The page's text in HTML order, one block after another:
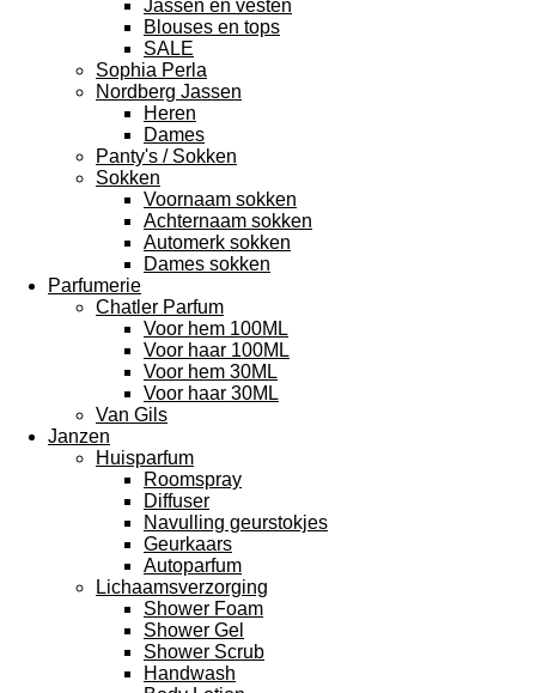
Jassen en vesten
Blouses en tops
SALE
Sophia Perla
Nordberg Jassen
Heren
Dames
Panty's / Sokken
Sokken
Voornaam sokken
Achternaam sokken
Automerk sokken
Dames sokken
Parfumerie
Chatler Parfum
Voor hem 100ML
Voor haar 100ML
Voor hem 30ML
Voor haar 30ML
Van Gils
Janzen
Huisparfum
Roomspray
Diffuser
Navulling geurstokjes
Geurkaars
Autoparfum
Lichaamsverzorging
Shower Foam
Shower Gel
Shower Scrub
Handwash